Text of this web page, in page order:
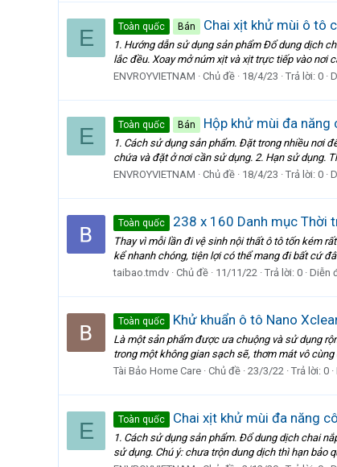
E Toàn quốc Bán Chai xịt khử mùi ô tô
1. Hướng dẫn sử dụng sản phẩm Đổ dung dịch
lắc đều. Xoay mở núm xịt và xịt trực tiếp vào nơi
ENVROYVIETNAM
Chủ đề 18/4/23 Trả lời: 0
E Toàn quốc Bán Hộp khử mùi đa năng
1. Cách sử dụng sản phẩm. Đặt trong nhiều nơi
chứa và đặt ở nơi cần sử dụng. 2. Hạn sử dụng.
ENVROYVIETNAM
Chủ đề 18/4/23 Trả lời: 0
Toàn quốc 238 x 160 Danh mục Thời
Thay vì mỗi lần đi vệ sinh nội thất ô tô tốn kém
kể nhanh chóng, tiện lợi có thể mang đi bất cứ
taibao.tmdv Chủ đề 11/11/22 Trả lời: 0 Diễn
Toàn quốc Khử khuẩn ô tô Nano
Là một sản phẩm được ưa chuộng và sử dụng
trong một không gian sạch sẽ, thơm mát vô
Tài Bảo Home Care Chủ đề 23/3/22 Trả lời: 0
E Toàn quốc Chai xịt khử mùi đa năng
1. Cách sử dụng sản phẩm. Đổ dung dịch chai
sử dụng. Chú ý: chưa trộn dung dịch thì hạn bảo